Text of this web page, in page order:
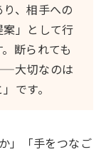
、相手への
」として行
断られても
大切なのは
です。
」「手をつなご